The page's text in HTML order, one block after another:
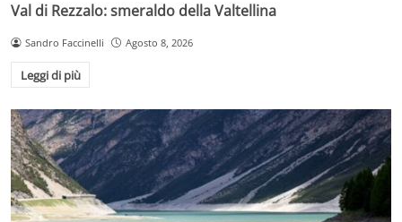
Val di Rezzalo: smeraldo della Valtellina
Sandro Faccinelli Agosto 8, 2026
Leggi di più